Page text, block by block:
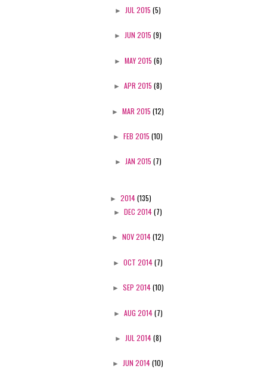
► JUL 2015 (5)
► JUN 2015 (9)
► MAY 2015 (6)
► APR 2015 (8)
► MAR 2015 (12)
► FEB 2015 (10)
► JAN 2015 (7)
► 2014(135)
► DEC 2014(7)
► NOV 2014(12)
► OCT 2014(7)
► SEP 2014(10)
► AUG 2014(7)
► JUL 2014(8)
► JUN 2014(10)